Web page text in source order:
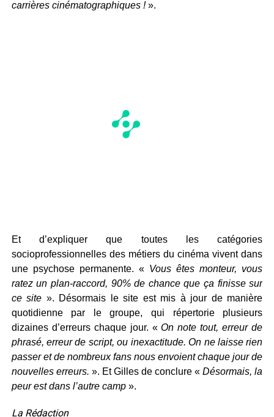
carrières cinématographiques !».
Et d’expliquer que toutes les catégories
socioprofessionnelles des métiers du cinéma vivent dans
une psychose permanente. « Vous êtes monteur, vous
ratez un plan-raccord, 90% de chance que ça finisse sur
ce site ». Désormais le site est mis à jour de manière
quotidienne par le groupe, qui répertorie plusieurs
dizaines d’erreurs chaque jour. «On note tout, erreur de
phrasé, erreur de script, ou inexactitude. On ne laisse rien
passer et de nombreux fans nous envoient chaque jour de
nouvelles erreurs. ». Et Gilles de conclure «Désormais, la
peur est dans l’autre camp».
La Rédaction